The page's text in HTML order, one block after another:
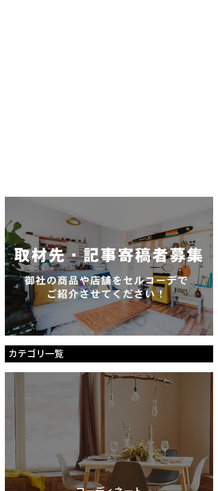
カテゴリ一覧